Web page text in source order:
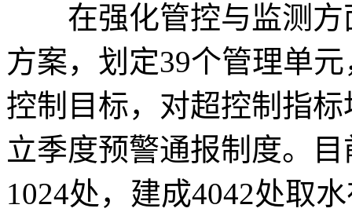
在强化管控与监测方
方案，划定39个管理单
控制目标，对超控制指
立季度预警通报制度。
1024处，建成4042处取